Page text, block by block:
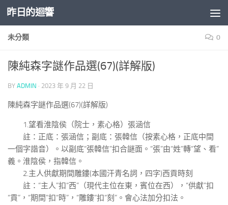
Skip to content
昨日的迴響
未分類 0
陳純森字謎作品選(67)(詳解版)
BY ADMIN · 2023 年 9 月 22 日
陳純森字謎作品選(67)(詳解版)
1.望看淮陰侯（院士，素心格）張涵信
註：正底：張涵信；副底：張韓信（按素心格，正底中間
一個字諧音）。以副底“張韓信”扣合謎面。“張”由“姓”轉“望、看”
義。淮陰侯，指韓信。
2.主人供獻期間雕鏤(本國汗青名詞，四字)西貢時刻
註：“主人”扣“西”（現代主位在東，賓位在西），“供獻”扣
“貢”，“期間”扣“時”，“雕鏤”扣“刻”。會心法加分扣法。